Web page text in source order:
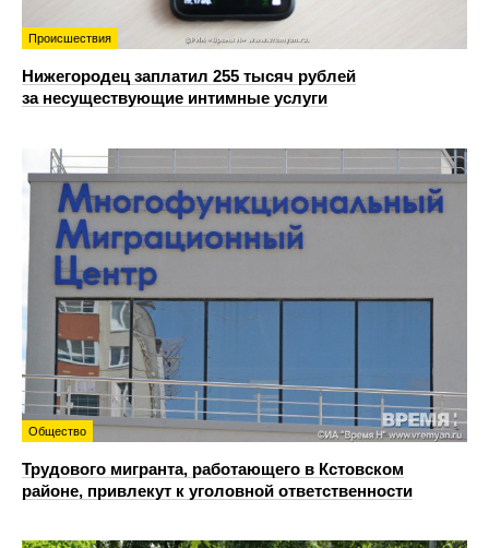
Происшествия
Нижегородец заплатил 255 тысяч рублей
за несуществующие интимные услуги
Общество
Трудового мигранта, работающего в Кстовском
районе, привлекут к уголовной ответственности